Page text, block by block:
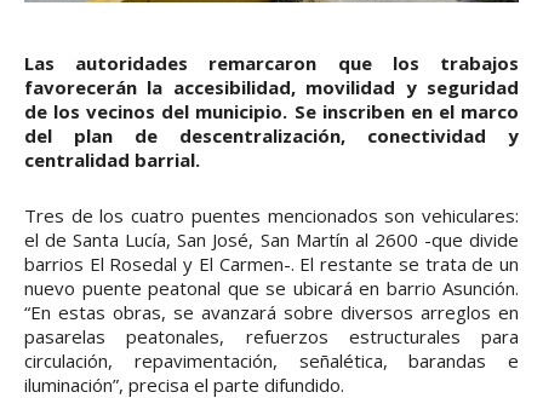
Las autoridades remarcaron que los trabajos
favorecerán la accesibilidad, movilidad y seguridad
de los vecinos del municipio. Se inscriben en el marco
del plan de descentralización, conectividad y
centralidad barrial.
Tres de los cuatro puentes mencionados son vehiculares:
el de Santa Lucía, San José, San Martín al 2600 -que divide
barrios El Rosedal y El Carmen-. El restante se trata de un
nuevo puente peatonal que se ubicará en barrio Asunción.
“En estas obras, se avanzará sobre diversos arreglos en
pasarelas peatonales, refuerzos estructurales para
circulación, repavimentación, señalética, barandas e
iluminación”, precisa el parte difundido.